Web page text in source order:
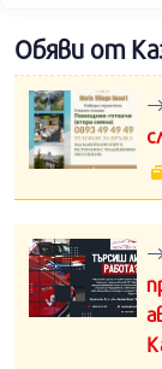
Обяви от